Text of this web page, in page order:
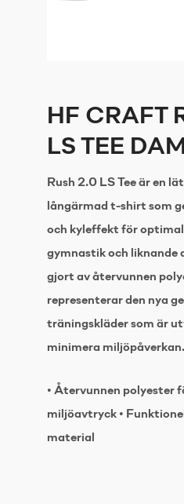
HF CRAFT
LS TEE
Rush 2.0 LS Tee är en
långärmad t-shirt som
och kyleffekt för
gymnastik och
gjort av återvunnen
representerar den nya
träningskläder som är
minimera miljöpåverkan.
• Återvunnen polyester
miljöavtryck •
material